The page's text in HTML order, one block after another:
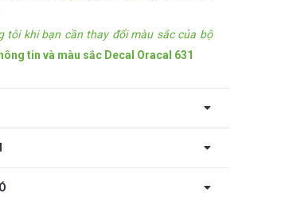
tôi khi bạn cần thay đổi màu sắc của bộ
tin và màu sắc Decal Oracal 631